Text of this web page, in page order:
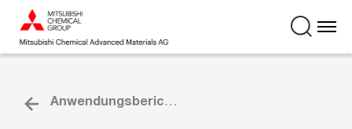
Anwendungsberichte